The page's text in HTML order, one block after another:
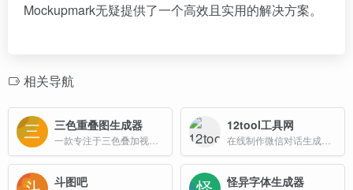
Mockupmark无疑提供了一个高效且实用的解决方案。
相关导航
三色重叠图生成器 12tool工具网
斗图吧 怪异字体生成器